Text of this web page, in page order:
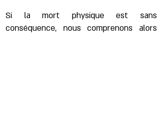
Si la mort physique est sans
conséquence, nous comprenons alors